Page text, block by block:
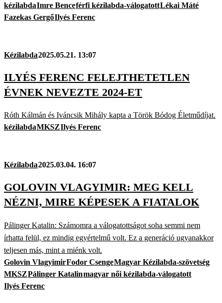
kézilabdaImre Benceférfi kézilabda-válogatottLékai Máté
Fazekas GergőIlyés Ferenc
Kézilabda2025.05.21. 13:07
ILYÉS FERENC FELEJTHETETLEN
ÉVNEK NEVEZTE 2024-ET
Róth Kálmán és Iváncsik Mihály kapta a Török Bódog Életműdíjat.
kézilabdaMKSZIlyés Ferenc
Kézilabda2025.03.04. 16:07
GOLOVIN VLAGYIMIR: MEG KELL
NÉZNI, MIRE KÉPESEK A FIATALOK
Pálinger Katalin: Számomra a válogatottságot soha semmi nem
írhatta felül, ez mindig egyértelmű volt. Ez a generáció ugyanakkor
teljesen más, mint a miénk volt.
Golovin VlagyimirFodor CsengeMagyar Kézilabda-szövetség
MKSZPálinger Katalinmagyar női kézilabda-válogatott
Ilyés Ferenc